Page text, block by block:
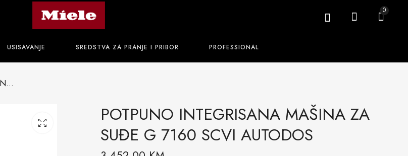
0
USISAVANJE SREDSTVA ZA PRANJE I PRIBOR PROFESSIONAL
POTPUNO INTEGRISANA MAŠINA ZA SUĐE G 7160 SCVI AUTODOS
POTPUNO INTEGRISANA MAŠINA ZA
SUĐE G 7160 SCVI AUTODOS